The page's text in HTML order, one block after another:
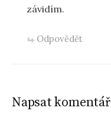
závidím.
Odpovědět
Napsat komentář